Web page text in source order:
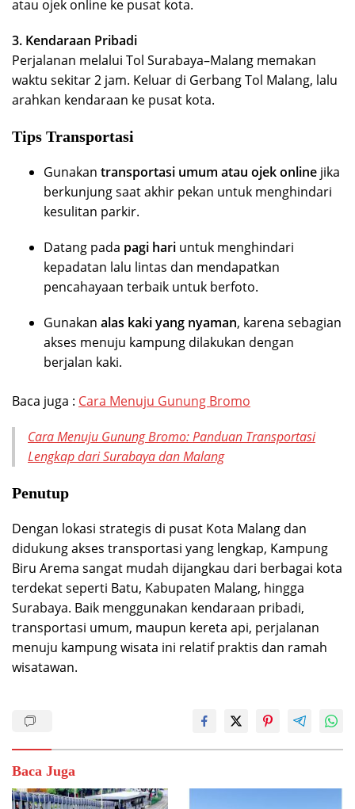
atau ojek online ke pusat kota.
3. Kendaraan Pribadi
Perjalanan melalui Tol Surabaya–Malang memakan
waktu sekitar 2 jam. Keluar di Gerbang Tol Malang, lalu
arahkan kendaraan ke pusat kota.
Tips Transportasi
Gunakan transportasi umum atau ojek online jika
berkunjung saat akhir pekan untuk menghindari
kesulitan parkir.
Datang pada pagi hari untuk menghindari
kepadatan lalu lintas dan mendapatkan
pencahayaan terbaik untuk berfoto.
Gunakan alas kaki yang nyaman, karena sebagian
akses menuju kampung dilakukan dengan
berjalan kaki.
Baca juga : Cara Menuju Gunung Bromo
Cara Menuju Gunung Bromo: Panduan Transportasi
Lengkap dari Surabaya dan Malang
Penutup
Dengan lokasi strategis di pusat Kota Malang dan
didukung akses transportasi yang lengkap, Kampung
Biru Arema sangat mudah dijangkau dari berbagai kota
terdekat seperti Batu, Kabupaten Malang, hingga
Surabaya. Baik menggunakan kendaraan pribadi,
transportasi umum, maupun kereta api, perjalanan
menuju kampung wisata ini relatif praktis dan ramah
wisatawan.
Baca Juga